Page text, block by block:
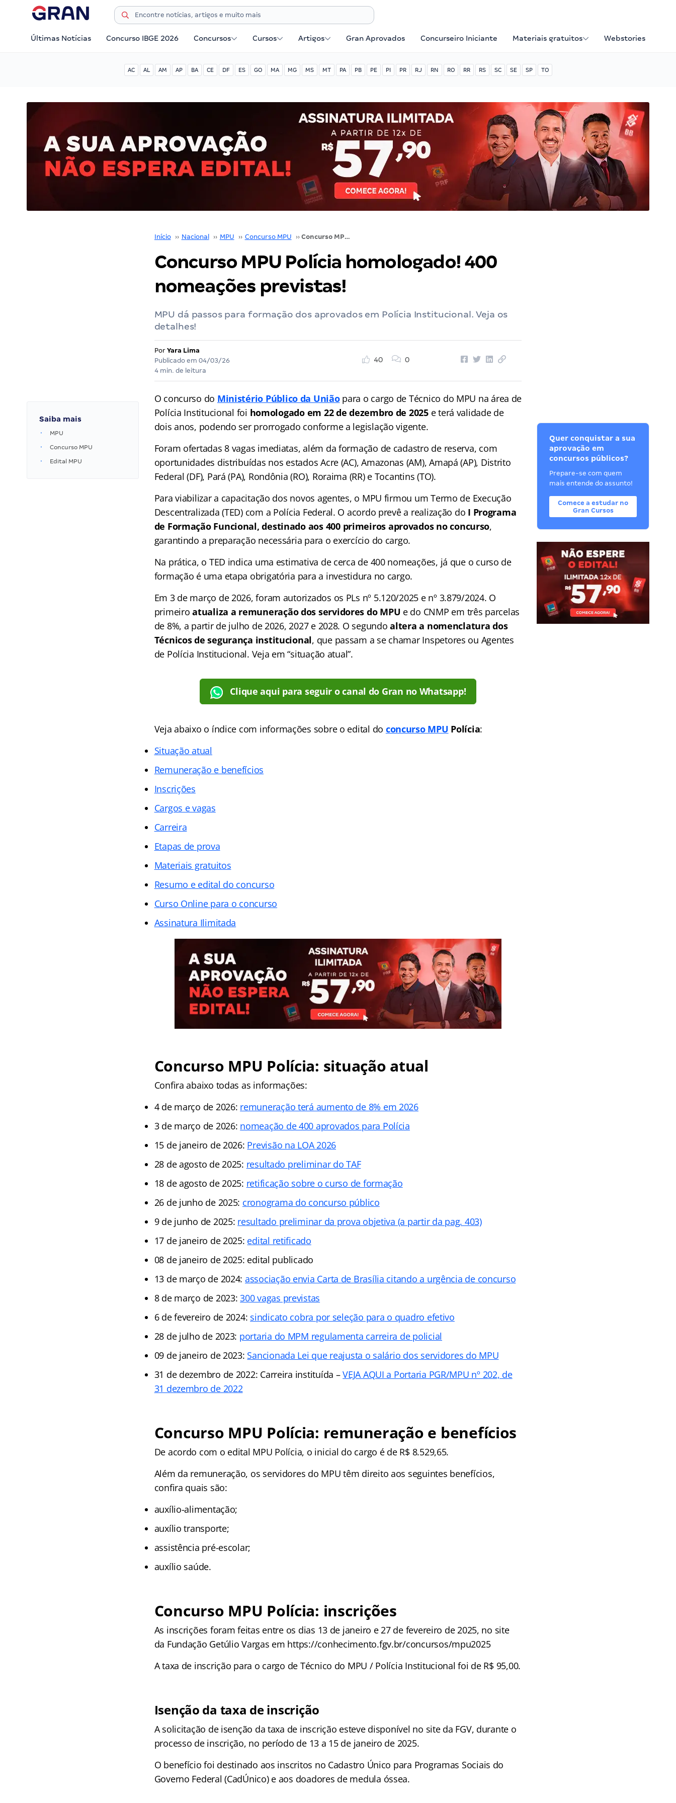
Últimas Notícias Concurso IBGE 2026 Concursos Cursos Artigos Gran Aprovados Concurseiro Iniciante Materiais gratuitos Webstories
AC AL AM AP BA CE DF ES GO MA MG MS MT PA PB PE PI PR RJ RN RO RR RS SC SE SP TO
Início ›› Nacional ›› MPU ›› Concurso MPU ›› Concurso MPU Polícia homologado! 400 nomeações previstas!
Concurso MPU Polícia homologado! 400
nomeações previstas!
MPU dá passos para formação dos aprovados em Polícia Institucional. Veja os
detalhes!
Por Yara Lima
Publicado em 04/03/26
4 min. de leitura
40 0
Saiba mais
MPU
Concurso MPU
Edital MPU
O concurso do Ministério Público da Uniãopara o cargo de Técnico do MPU na área de
Polícia Institucional foi homologado em 22 de dezembro de 2025e terá validade de
dois anos, podendo ser prorrogado conforme a legislação vigente.
Foram ofertadas 8 vagas imediatas, além da formação de cadastro de reserva, com
oportunidades distribuídas nos estados Acre (AC), Amazonas (AM), Amapá (AP), Distrito
Federal (DF), Pará (PA), Rondônia (RO), Roraima (RR) e Tocantins (TO).
Para viabilizar a capacitação dos novos agentes, o MPU firmou um Termo de Execução
Descentralizada (TED) com a Polícia Federal. O acordo prevê a realização do I Programa
de Formação Funcional, destinado aos 400 primeiros aprovados no concurso,
garantindo a preparação necessária para o exercício do cargo.
Na prática, o TED indica uma estimativa de cerca de 400 nomeações, já que o curso de
formação é uma etapa obrigatória para a investidura no cargo.
Em 3 de março de 2026, foram autorizados os PLs nº 5.120/2025 e nº 3.879/2024. O
primeiroatualiza a remuneração dos servidores do MPU e do CNMP em três parcelas
de 8%, a partir de julho de 2026, 2027 e 2028. O segundoaltera a nomenclatura dos
Técnicos de segurança institucional, que passam a se chamar Inspetores ou Agentes
de Polícia Institucional. Veja em “situação atual”.
Clique aqui para seguir o canal do Gran no Whatsapp!
Veja abaixo o índice com informações sobre o edital do concurso MPU Polícia:
Situação atual
Remuneração e benefícios
Inscrições
Cargos e vagas
Carreira
Etapas de prova
Materiais gratuitos
Resumo e edital do concurso
Curso Online para o concurso
Assinatura Ilimitada
Concurso MPU Polícia: situação atual
Confira abaixo todas as informações:
4 de março de 2026: remuneração terá aumento de 8% em 2026
3 de março de 2026: nomeação de 400 aprovados para Polícia
15 de janeiro de 2026: Previsão na LOA 2026
28 de agosto de 2025: resultado preliminar do TAF
18 de agosto de 2025: retificação sobre o curso de formação
26 de junho de 2025: cronograma do concurso público
9 de junho de 2025: resultado preliminar da prova objetiva (a partir da pag. 403)
17 de janeiro de 2025: edital retificado
08 de janeiro de 2025: edital publicado
13 de março de 2024: associação envia Carta de Brasília citando a urgência de concurso
8 de março de 2023:300 vagas previstas
6 de fevereiro de 2024: sindicato cobra por seleção para o quadro efetivo
28 de julho de 2023: portaria do MPM regulamenta carreira de policial
09 de janeiro de 2023: Sancionada Lei que reajusta o salário dos servidores do MPU
31 de dezembro de 2022: Carreira instituída –VEJA AQUI a Portaria PGR/MPU nº 202, de
31 dezembro de 2022
Concurso MPU Polícia: remuneração e benefícios
De acordo com o edital MPU Polícia, o inicial do cargo é de R$ 8.529,65.
Além da remuneração, os servidores do MPU têm direito aos seguintes benefícios,
confira quais são:
auxílio-alimentação;
auxílio transporte;
assistência pré-escolar;
auxílio saúde.
Concurso MPU Polícia: inscrições
As inscrições foram feitas entre os dias 13 de janeiro e 27 de fevereiro de 2025, no site
da Fundação Getúlio Vargas em https://conhecimento.fgv.br/concursos/mpu2025
A taxa de inscrição para o cargo de Técnico do MPU / Polícia Institucional foi de R$ 95,00.
Isenção da taxa de inscrição
A solicitação de isenção da taxa de inscrição esteve disponível no site da FGV, durante o
processo de inscrição, no período de 13 a 15 de janeiro de 2025.
O benefício foi destinado aos inscritos no Cadastro Único para Programas Sociais do
Governo Federal (CadÚnico) e aos doadores de medula óssea.
Quer conquistar a sua
aprovação em
concursos públicos?
Prepare-se com quem
mais entende do assunto!
Comece a estudar no
Gran Cursos